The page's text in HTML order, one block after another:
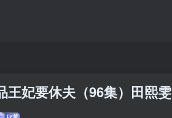
王妃要休夫（96集）田熙雯